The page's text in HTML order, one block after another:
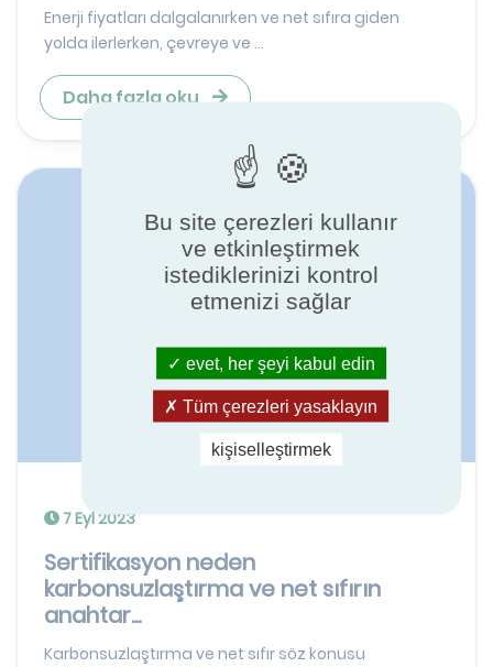
Enerji fiyatları dalgalanırken ve net sıfıra giden
yolda ilerlerken, çevreye ve ...
Daha fazla oku
7 Eyl 2023
Sertifikasyon neden
karbonsuzlaştırma ve net sıfırın
anahtar...
Karbonsuzlaştırma ve net sıfır söz konusu
Bu site çerezleri kullanır
ve etkinleştirmek
istediklerinizi kontrol
etmenizi sağlar
evet, her şeyi kabul edin
Tüm çerezleri yasaklayın
kişiselleştirmek